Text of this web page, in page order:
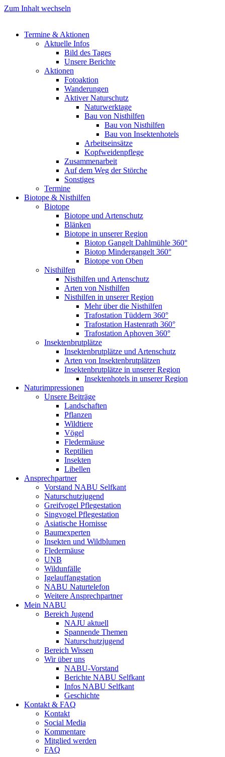
Zum Inhalt wechseln
Termine & Aktionen
Aktuelle Infos
Bild des Tages
Unsere Berichte
Aktionen
Fotoaktion
Wanderungen
Aktiver Naturschutz
Naturwerktage
Bau von Nisthilfen
Bau von Nisthilfen
Bau von Insektenhotels
Arbeitseinsätze
Kopfweidenpflege
Zusammenarbeit
Auf dem Weg der Störche
Sonstiges
Termine
Biotope & Nisthilfen
Biotope
Biotope und Artenschutz
Blänken
Biotope in unserer Region
Biotop Gangelt Dahlmühle 360°
Biotop Mindergangelt 360°
Biotope von Oben
Nisthilfen
Nisthilfen und Artenschutz
Arten von Nisthilfen
Nisthilfen in unserer Region
Mehr über die Nisthilfen
Trafostation Tüddern 360°
Trafostation Hastenrath 360°
Trafostation Aphoven 360°
Insektenbrutplätze
Insektenbrutplätze und Artenschutz
Arten von Insektenbrutplätzen
Insektenbrutplätze in unserer Region
Insektenhotels in unserer Region
Naturimpressionen
Unsere Beiträge
Landschaften
Pflanzen
Wildtiere
Vögel
Fledermäuse
Reptilien
Insekten
Libellen
Ansprechpartner
Vorstand NABU Selfkant
Naturschutzjugend
Greifvogel Pflegestation
Singvogel Pflegestation
Asiatische Hornisse
Baumexperten
Insekten und Wildblumen
Fledermäuse
UNB
Wildunfälle
Igelauffangstation
NABU Naturtelefon
Weitere Ansprechpartner
Mein NABU
Bereich Jugend
NAJU aktuell
Spannende Themen
Naturschutzjugend
Bereich Wissen
Wir über uns
NABU-Vorstand
Berichte NABU Selfkant
Infos NABU Selfkant
Geschichte
Kontakt & FAQ
Kontakt
Social Media
Kommentare
Mitglied werden
FAQ